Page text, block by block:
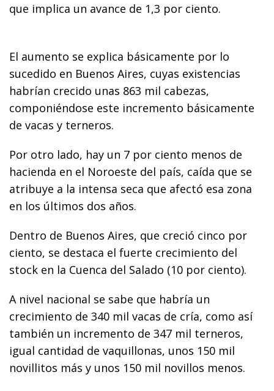
que implica un avance de 1,3 por ciento.
El aumento se explica básicamente por lo
sucedido en Buenos Aires, cuyas existencias
habrían crecido unas 863 mil cabezas,
componiéndose este incremento básicamente
de vacas y terneros.
Por otro lado, hay un 7 por ciento menos de
hacienda en el Noroeste del país, caída que se
atribuye a la intensa seca que afectó esa zona
en los últimos dos años.
Dentro de Buenos Aires, que creció cinco por
ciento, se destaca el fuerte crecimiento del
stock en la Cuenca del Salado (10 por ciento).
A nivel nacional se sabe que habría un
crecimiento de 340 mil vacas de cría, como así
también un incremento de 347 mil terneros,
igual cantidad de vaquillonas, unos 150 mil
novillitos más y unos 150 mil novillos menos.